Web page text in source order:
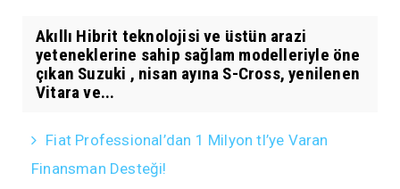
Akıllı Hibrit teknolojisi ve üstün arazi
yeteneklerine sahip sağlam modelleriyle öne
çıkan Suzuki , nisan ayına S-Cross, yenilenen
Vitara ve...
Fiat Professional’dan 1 Milyon tl’ye Varan
Finansman Desteği!